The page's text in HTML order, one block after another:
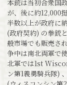
本銃は当初合衆国
が、後に約12,000
半数以上が政府に
(政府契約) の拳銃
般市場でも販売さ
争中は南北両軍で
北軍では1st
ン第1義勇騎兵隊